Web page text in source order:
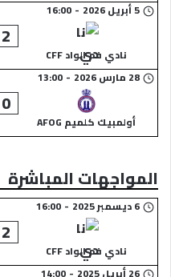
5 أبريل 2026 -
16:00
نادي فم الواد CFF
2
28 مارس 2026 -
13:00
أولمبيك كلميم AFOG
0
المواجهات المباشرة
6 ديسمبر 2025 -
16:00
نادي فم الواد CFF
2